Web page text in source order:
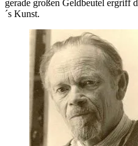
gerade großen Geldbeutel ergriff
´s Kunst.